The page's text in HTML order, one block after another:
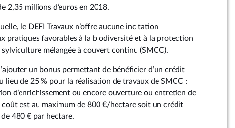
2,35 millions d’euros en 2018.
le DEFI Travaux n’offre aucune incitation
pratiques favorables à la biodiversité et à la protection
sylviculture mélangée à couvert continu (SMCC).
un bonus permettant de bénéficier d’un crédit
lieu de 25 % pour la réalisation de travaux de SMCC :
d’enrichissement ou encore ouverture ou entretien de
coût est au maximum de 800 €/hectare soit un crédit
480 € par hectare.